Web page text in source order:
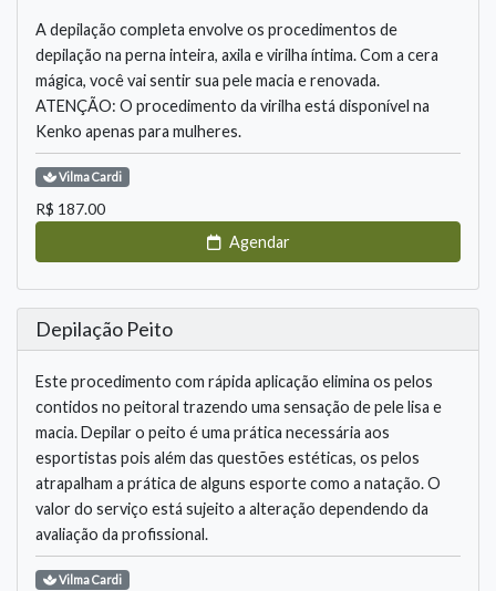
A depilação completa envolve os procedimentos de
depilação na perna inteira, axila e virilha íntima. Com a cera
mágica, você vai sentir sua pele macia e renovada.
ATENÇÃO: O procedimento da virilha está disponível na
Kenko apenas para mulheres.
VilmaCardi
R$ 187.00
Agendar
Depilação Peito
Este procedimento com rápida aplicação elimina os pelos
contidos no peitoral trazendo uma sensação de pele lisa e
macia. Depilar o peito é uma prática necessária aos
esportistas pois além das questões estéticas, os pelos
atrapalham a prática de alguns esporte como a natação. O
valor do serviço está sujeito a alteração dependendo da
avaliação da profissional.
VilmaCardi